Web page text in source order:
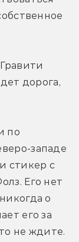
дорога,
по
западе
стикер с
Его нет
о
его за
не ждите.